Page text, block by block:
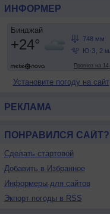
ИНФОРМЕР
Установите погоду на сайт
РЕКЛАМА
ПОНРАВИЛСЯ САЙТ?
Сделать стартовой
Добавить в Избранное
Информеры для сайтов
Экпорт погоды в RSS